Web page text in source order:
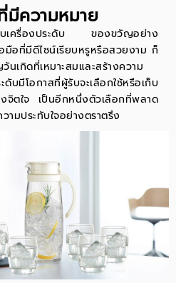
มีความหมาย
บเครื่องประดับ ของขวัญอย่าง
อที่มีดีไซน์เรียบหรูหรือสวยงาม ก็
เกิดที่เหมาะสมและสร้างความ
บมีโอกาสที่ผู้รับจะเลือกใช้หรือเก็บ
จิตใจ เป็นอีกหนึ่งตัวเลือกที่พลาด
ามประทับใจอย่างตราตรึง